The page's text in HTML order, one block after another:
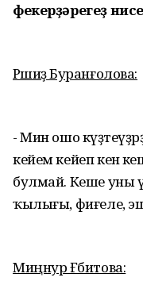
фекерҙәрегеҙ
Рәшиҙә Буранғолова:
- Мин ошо
кейем кейеп кенә
булмай. Кеше уны
ҡылығы, фиғеле,
Миңнур Ғәбитова: